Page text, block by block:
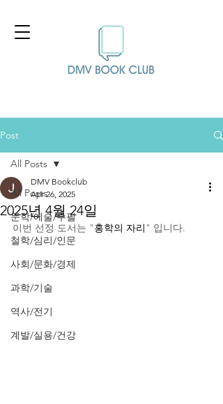
Post
All Posts
문학/예술/수필
철학/심리/인문
사회/문화/경제
과학/기술
역사/전기
계발/실용/건강
All Posts
2025년 4월 24일
DMV Bookclub
Apr 26, 2025
이번 선정 도서는 "홍학의 자리 " 입니다.